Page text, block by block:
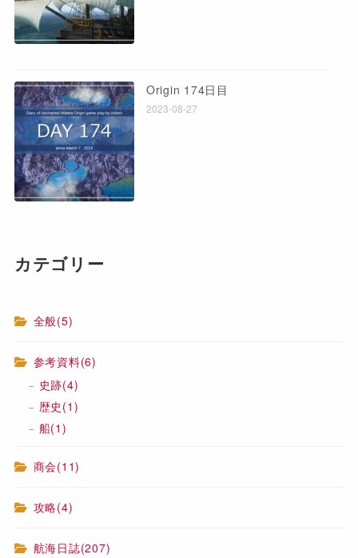
Origin 174日目
2023-08-27
カテゴリー
全般(5)
参考資料(6)
史跡(4)
歴史 (1)
船(1)
商会(11)
攻略(4)
航海日誌(207)